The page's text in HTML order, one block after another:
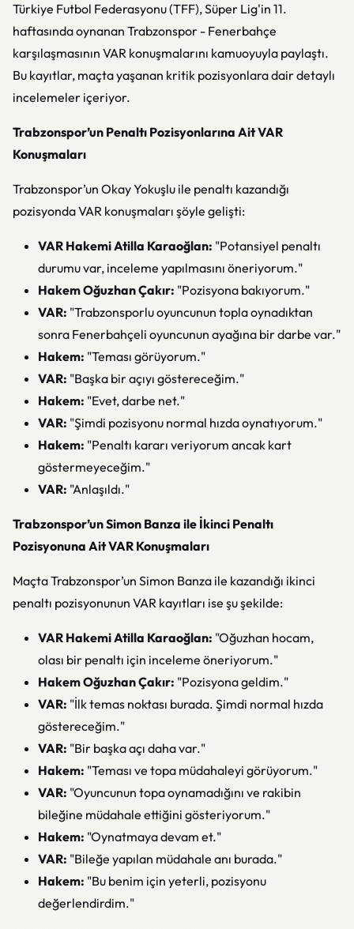
Türkiye Futbol Federasyonu (TFF), Süper Lig'in 11.
haftasında oynanan Trabzonspor - Fenerbahçe
karşılaşmasının VAR konuşmalarını kamuoyuyla paylaştı.
Bu kayıtlar, maçta yaşanan kritik pozisyonlara dair detaylı
incelemeler içeriyor.
Trabzonspor’un Penaltı Pozisyonlarına Ait VAR
Konuşmaları
Trabzonspor’un Okay Yokuşlu ile penaltı kazandığı
pozisyonda VAR konuşmaları şöyle gelişti:
VAR Hakemi Atilla Karaoğlan: "Potansiyel penaltı
durumu var, inceleme yapılmasını öneriyorum."
Hakem Oğuzhan Çakır: "Pozisyona bakıyorum."
VAR: "Trabzonsporlu oyuncunun topla oynadıktan
sonra Fenerbahçeli oyuncunun ayağına bir darbe var."
Hakem: "Teması görüyorum."
VAR: "Başka bir açıyı göstereceğim."
Hakem: "Evet, darbe net."
VAR: "Şimdi pozisyonu normal hızda oynatıyorum."
Hakem: "Penaltı kararı veriyorum ancak kart
göstermeyeceğim."
VAR: "Anlaşıldı."
Trabzonspor’un Simon Banza ile İkinci Penaltı
Pozisyonuna Ait VAR Konuşmaları
Maçta Trabzonspor’un Simon Banza ile kazandığı ikinci
penaltı pozisyonunun VAR kayıtları ise şu şekilde:
VAR Hakemi Atilla Karaoğlan: "Oğuzhan hocam,
olası bir penaltı için inceleme öneriyorum."
Hakem Oğuzhan Çakır: "Pozisyona geldim."
VAR: "İlk temas noktası burada. Şimdi normal hızda
göstereceğim."
VAR: "Bir başka açı daha var."
Hakem: "Teması ve topa müdahaleyi görüyorum."
VAR: "Oyuncunun topa oynamadığını ve rakibin
bileğine müdahale ettiğini gösteriyorum."
Hakem: "Oynatmaya devam et."
VAR: "Bileğe yapılan müdahale anı burada."
Hakem: "Bu benim için yeterli, pozisyonu
değerlendirdim."